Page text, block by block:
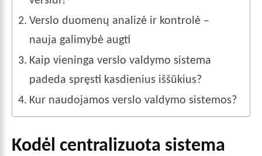
Verslo duomenų analizė ir kontrolė –
nauja galimybė augti
Kaip vieninga verslo valdymo sistema
padeda spręsti kasdienius iššūkius?
Kur naudojamos verslo valdymo sistemos?
Kodėl centralizuota sistema